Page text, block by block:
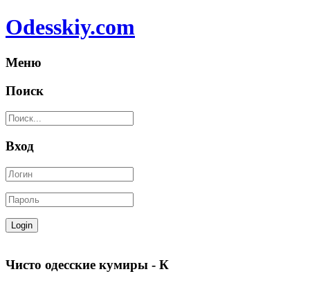
Odesskiy.com
Меню
Поиск
Вход
Чисто одесские кумиры - К